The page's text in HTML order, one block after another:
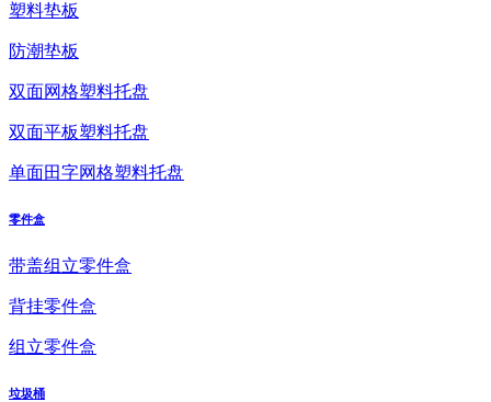
塑料垫板
防潮垫板
双面网格塑料托盘
双面平板塑料托盘
单面田字网格塑料托盘
零件盒
带盖组立零件盒
背挂零件盒
组立零件盒
垃圾桶